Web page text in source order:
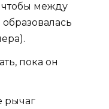
чтобы между
пока он
рычаг